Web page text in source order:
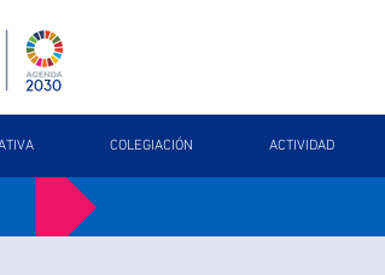
COLEGIACIÓN ACTIVIDAD